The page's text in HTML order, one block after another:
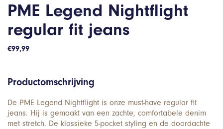
PME Legend Nightflight
regular fit jeans
€99,99
Productomschrijving
De PME Legend Nightflight is onze must-have regular fit
jeans. Hij is gemaakt van een zachte, comfortabele denim
met stretch. De klassieke 5-pocket styling en de doordachte